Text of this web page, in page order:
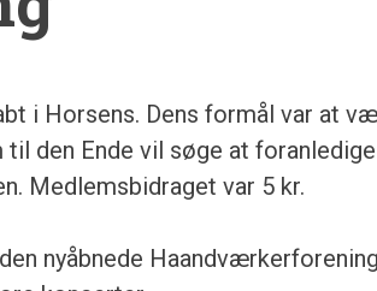
i Horsens. Dens formål var at
den Ende vil søge at foranledige
Medlemsbidraget var 5 kr.
nyåbnede